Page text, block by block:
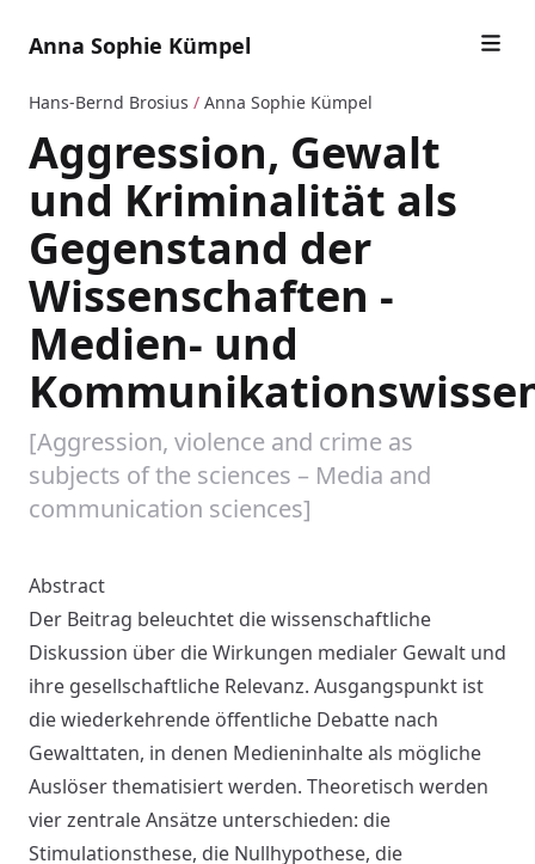
Anna Sophie Kümpel
Hans-Bernd Brosius / Anna Sophie Kümpel
Aggression, Gewalt
und Kriminalität als
Gegenstand der
Wissenschaften -
Medien- und
[Aggression, violence and crime as
subjects of the sciences – Media and
communication sciences]
Abstract
Der Beitrag beleuchtet die wissenschaftliche
Diskussion über die Wirkungen medialer Gewalt und
ihre gesellschaftliche Relevanz. Ausgangspunkt ist
die wiederkehrende öffentliche Debatte nach
Gewalttaten, in denen Medieninhalte als mögliche
Auslöser thematisiert werden. Theoretisch werden
vier zentrale Ansätze unterschieden: die
Stimulationsthese, die Nullhypothese, die